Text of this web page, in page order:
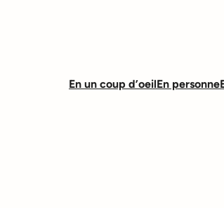
En un coup d’oeilEn personne